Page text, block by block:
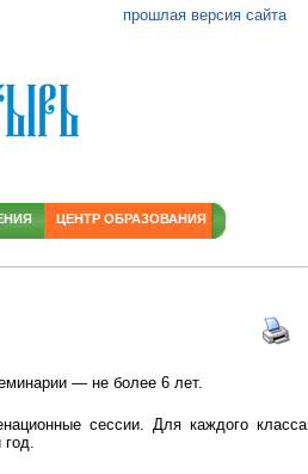
— не более 6 лет.
сессии. Для каждого класса
год.
ЦЕНТР ОБРАЗОВАНИЯ
прошлая версия сайта